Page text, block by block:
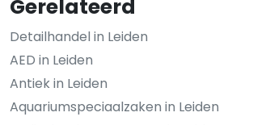
Gerelateerd
Detailhandel in Leiden
AED in Leiden
Antiek in Leiden
Aquariumspeciaalzaken in Leiden